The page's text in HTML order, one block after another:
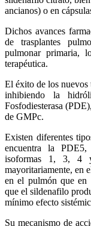
ancianos) o en
Dichos avances
de trasplantes
pulmonar primaria,
terapéutica.
El éxito de los nuevos
inhibiendo la
Fosfodiesterasa
de GMPc.
Existen diferentes
encuentra la
isoformas 1, 3, 4
mayoritariamente, en
en el pulmón que en
que el sildenafilo
mínimo efecto
Su mecanismo de